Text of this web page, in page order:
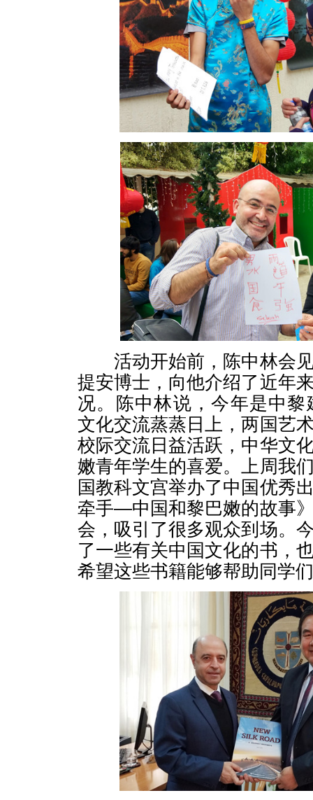
活动开始前，陈中林会见
提安博士，向他介绍了近年
况。陈中林说，今年是中
文化交流蒸蒸日上，两国艺
校际交流日益活跃，中华文
嫩青年学生的喜爱。上周我
国教科文宫举办了中国优秀
牵手—中国和黎巴嫩的故事
会，吸引了很多观众到场。
了一些有关中国文化的书，
希望这些书籍能够帮助同学